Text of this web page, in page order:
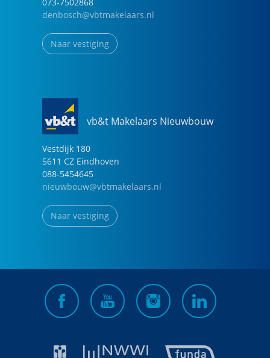
denbosch@vbtmakelaars.nl
Naar vestiging
vb&t Makelaars Nieuwbouw
Vestdijk 180
5611 CZ Eindhoven
088-5454645
nieuwbouw@vbtmakelaars.nl
Naar vestiging